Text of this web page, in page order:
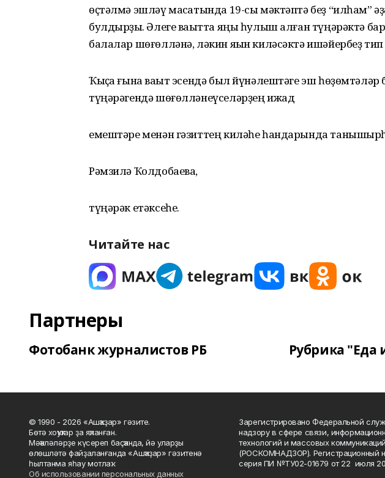
өҫтәлмә эшләү маҡсатында 19-сы мәктәптә беҙ “илһам”
булдырҙыҡ. Әлеге ваҡытта яңы һулыш алған түңәрәктә
балалар шөғөлләнә, ләкин яҡын киләсәктә ишәйербеҙ тип
Ҡыҫҡа ғына ваҡыт эсендә был йүнәлештәге эш
түңәрәгендә шөғөлләнеүселәрҙең ижад
емештәре менән гәзиттең киләһе һандарында
Рәмзилә Ҡолдобаева,
түңәрәк етәксеһе.
Читайте нас
Партнеры
Фотобанк журналистов РБ Рубрика "Еда
© 1990 - 2026 «Ашҡаҙар» гәзите.
Бөтә хоҡуҡтар ҙа яҡланған.
Мәҡәләләрҙе күсереп баҫҡанда, йә уларҙы
өлөшләтә файҙаланғанда «Ашҡаҙар» гәзитенә
һылтанма яһау мотлаҡ.
Об использовании персональных данных
Зарегистрировано Федеральной
надзору в сфере связи,
технологий и массовых коммуникаций
(РОСКОМНАДЗОР). Регистрационный
серия ПИ №ТУ02-01679 от 22 июля